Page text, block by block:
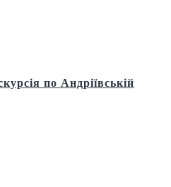
по Андріївській